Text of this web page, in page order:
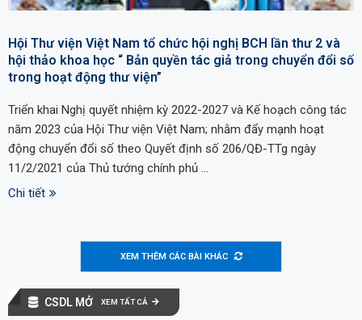
Hội Thư viện Việt Nam tổ chức hội nghị BCH lần thư 2 và
hội thảo khoa học “ Bản quyền tác giả trong chuyển đổi số
trong hoạt động thư viện”
Triển khai Nghị quyết nhiệm kỳ 2022-2027 và Kế hoạch công tác
năm 2023 của Hội Thư viện Việt Nam; nhằm đẩy mạnh hoạt
động chuyển đổi số theo Quyết định số 206/QĐ-TTg ngày
11/2/2021 của Thủ tướng chính phủ …
Chi tiết
XEM THÊM CÁC BÀI KHÁC
CSDL MỞ XEM TẤT CẢ